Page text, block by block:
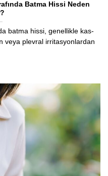
Batma Hissi Neden
batma hissi, genellikle kas-
veya plevral irritasyonlardan